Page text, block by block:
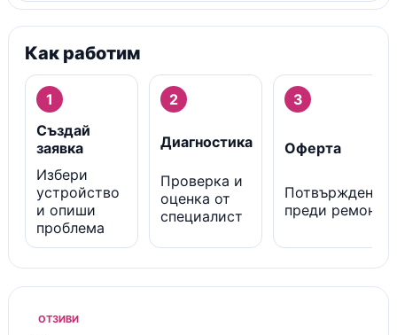
Как работим
1
Създай
заявка
Избери
устройство
и опиши
проблема
2
Диагностика
Проверка и
оценка от
специалист
3
Оферта
Потвърждение
преди ремонт
ОТЗИВИ